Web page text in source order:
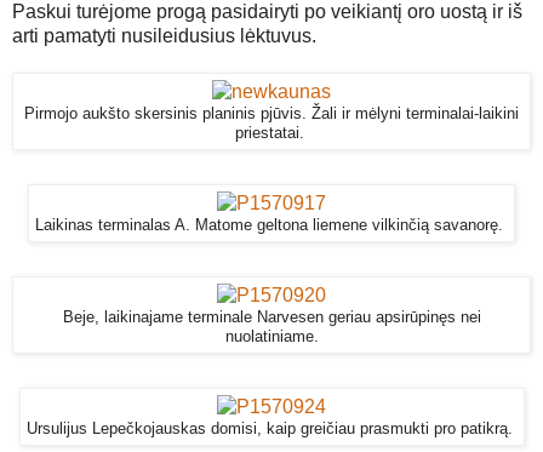
Paskui turėjome progą pasidairyti po veikiantį oro uostą ir iš
arti pamatyti nusileidusius lėktuvus.
Pirmojo aukšto skersinis planinis pjūvis. Žali ir mėlyni terminalai-laikini
priestatai.
Laikinas terminalas A. Matome geltona liemene vilkinčią savanorę.
Beje, laikinajame terminale Narvesen geriau apsirūpinęs nei
nuolatiniame.
Ursulijus Lepečkojauskas domisi, kaip greičiau prasmukti pro patikrą.